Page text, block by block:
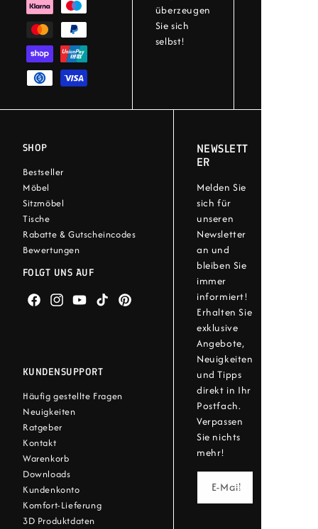
überzeugen
Sie sich
selbst!
SHOP
Bestseller
Möbel
Sitzmöbel
Tische
Rabatte & Gutscheincodes
Bewertungen
FOLGT UNS AUF
FacebookInstagramYouTubeTikTok Pinterest
KUNDENSUPPORT
Häufig gestellte Fragen
Neuigkeiten
Ratgeber
Kontakt
Warenkorb
Downloads
Kundenkonto
Komfort-Lieferung
3D Produktdaten
NEWSLETT
ER
Melden Sie
sich für
unseren
Newsletter
an und
bleiben Sie
immer
informiert!
Erhalten Sie
exklusive
Angebote,
Neuigkeiten
und Tipps
direkt in Ihr
Postfach.
Verpassen
Sie nichts
mehr!
E-Mail